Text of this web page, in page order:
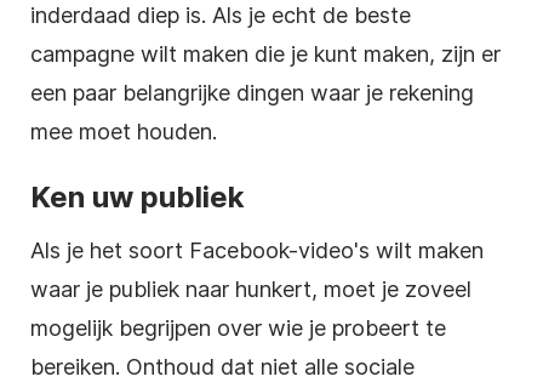
inderdaad diep is. Als je echt de beste
campagne wilt maken die je kunt maken, zijn er
een paar belangrijke dingen waar je rekening
mee moet houden.
Ken uw publiek
Als je het soort Facebook-video's wilt maken
waar je publiek naar hunkert, moet je zoveel
mogelijk begrijpen over wie je probeert te
bereiken. Onthoud dat niet alle sociale